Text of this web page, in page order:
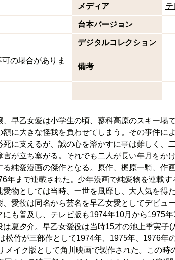
メディア テ
台本バージョン
デジタルコレクション
の場合がありま
備考
早乙女愛は小学生の頃、蓼科高原のスキー場で
に大きな怪我を負わせてしまう。その事件に
に支えるが、誠の心を溶かすに事は難しく、
が立ち塞がる。それでも二人が長い年月をか
純愛漫画の傑作となる。原作、梶原一騎、作
年まで連載された。少年漫画で純愛物を連載す
物としては当時、一世を風靡し、大人気を得
愛役は同名から芸名を早乙女愛としてデビュ
も普及し、テレビ版も1974年10月から1975年
は夏夕介。早乙女愛役は当時15才の池上季実
松竹が三部作として1974年、1975年、1976年
メイク版として角川映画で製作された。この時